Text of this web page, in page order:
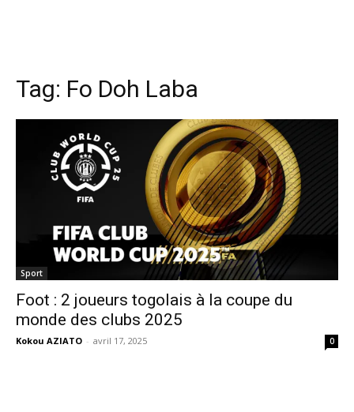
Tag: Fo Doh Laba
Sport
Foot : 2 joueurs togolais à la coupe du
monde des clubs 2025
Kokou AZIATO - avril 17, 2025 0